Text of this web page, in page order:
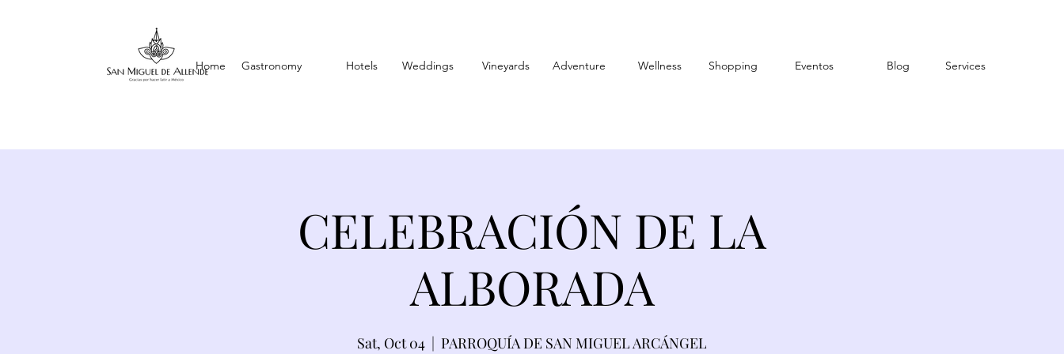
Home Gastronomy Hotels Weddings Vineyards Adventure Wellness Shopping Eventos Blog Services
CELEBRACIÓN DE LA
ALBORADA
Sat, Oct 04
  |
PARROQUÍA DE SAN MIGUEL ARCÁNGEL